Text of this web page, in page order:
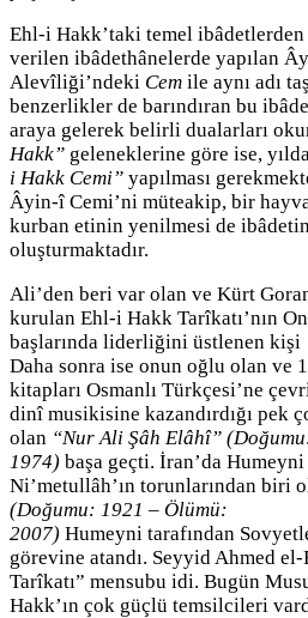
Ehl-i Hakk’taki temel
verilen ibâdethânelerde yapılan
Alevîliği’ndeki Cem ile aynı adı
benzerlikler de barındıran bu
araya gelerek belirli dualarları
Hakk” geleneklerine göre ise,
i Hakk Cemi” yapılması
Âyin-î Cemi’ni müteakip, bir
kurban etinin yenilmesi de
oluşturmaktadır.
Ali’den beri var olan ve Kürt
kurulan Ehl-i Hakk Tarîkatı’nın
başlarında liderliğini üstlenen kişi
Daha sonra ise onun oğlu olan ve
kitapları Osmanlı Türkçesi’ne
dinî musikisine kazandırdığı pek
olan “Nur Ali Şâh Elâhî”
1974) başa geçti. İran’da
Ni’metullâh’ın torunlarından biri
(Doğumu: 1921 – Ölümü:
2007) Humeyni tarafından
görevine atandı. Seyyid Ahmed
Tarîkatı” mensubu idi. Bugün
Hakk’ın çok güçlü temsilcileri